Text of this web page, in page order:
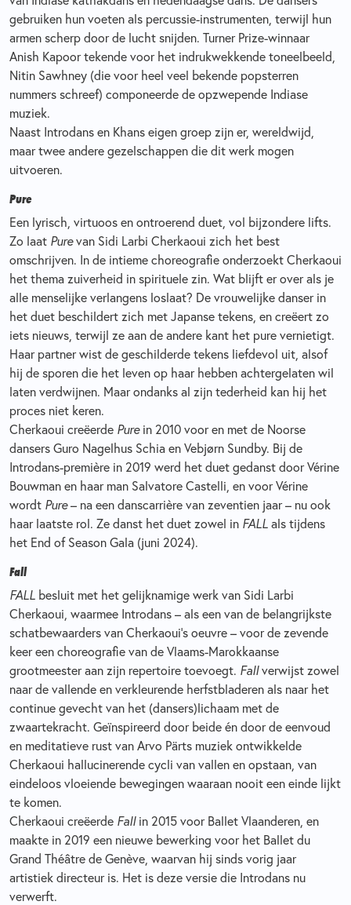
gebruiken hun voeten als percussie-instrumenten, terwijl hun
armen scherp door de lucht snijden. Turner Prize-winnaar
Anish Kapoor tekende voor het indrukwekkende toneelbeeld,
Nitin Sawhney (die voor heel veel bekende popsterren
nummers schreef) componeerde de opzwepende Indiase
muziek.
Naast Introdans en Khans eigen groep zijn er, wereldwijd,
maar twee andere gezelschappen die dit werk mogen
uitvoeren.
Pure
Een lyrisch, virtuoos en ontroerend duet, vol bijzondere lifts.
Zo laat Purevan Sidi Larbi Cherkaoui zich het best
omschrijven. In de intieme choreografie onderzoekt Cherkaoui
het thema zuiverheid in spirituele zin. Wat blijft er over als je
alle menselijke verlangens loslaat? De vrouwelijke danser in
het duet beschildert zich met Japanse tekens, en creëert zo
iets nieuws, terwijl ze aan de andere kant het pure vernietigt.
Haar partner wist de geschilderde tekens liefdevol uit, alsof
hij de sporen die het leven op haar hebben achtergelaten wil
laten verdwijnen. Maar ondanks al zijn tederheid kan hij het
proces niet keren.
Cherkaoui creëerde Purein 2010 voor en met de Noorse
dansers Guro Nagelhus Schia en Vebjørn Sundby. Bij de
Introdans-première in 2019 werd het duet gedanst door Vérine
Bouwman en haar man Salvatore Castelli, en voor Vérine
wordt Pure– na een danscarrière van zeventien jaar – nu ook
haar laatste rol. Ze danst het duet zowel in FALLals tijdens
het End of Season Gala (juni 2024).
Fall
FALL besluit met het gelijknamige werk van Sidi Larbi
Cherkaoui, waarmee Introdans – als een van de belangrijkste
schatbewaarders van Cherkaoui’s oeuvre – voor de zevende
keer een choreografie van de Vlaams-Marokkaanse
grootmeester aan zijn repertoire toevoegt. Fallverwijst zowel
naar de vallende en verkleurende herfstbladeren als naar het
continue gevecht van het (dansers)lichaam met de
zwaartekracht. Geïnspireerd door beide én door de eenvoud
en meditatieve rust van Arvo Pärts muziek ontwikkelde
Cherkaoui hallucinerende cycli van vallen en opstaan, van
eindeloos vloeiende bewegingen waaraan nooit een einde lijkt
te komen.
Cherkaoui creëerde Fallin 2015 voor Ballet Vlaanderen, en
maakte in 2019 een nieuwe bewerking voor het Ballet du
Grand Théâtre de Genève, waarvan hij sinds vorig jaar
artistiek directeur is. Het is deze versie die Introdans nu
verwerft.